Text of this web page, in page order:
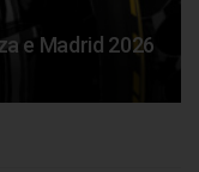
e Madrid 2026